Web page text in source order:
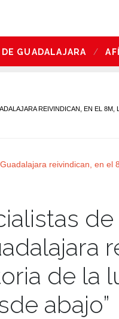
GUADALAJARA
REIVINDICAN, EN EL 8M,
de
de la
abajo”